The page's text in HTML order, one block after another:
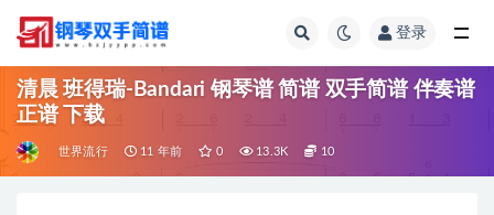
登录
清晨 班得瑞-Bandari 钢琴谱 简谱 双手简谱 伴奏谱
正谱 下载
世界流行 11 年前 0 13.3K 10